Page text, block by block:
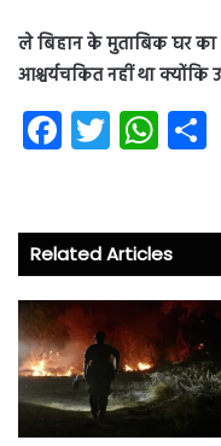
ले बिहान के मुताबिक घर
आश्चर्यचकित नहीं था
Fa
ce
o
ok
T
wi
er
W
ha
A
p
p
Related Articles